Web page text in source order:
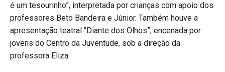
é um tesourinho”, interpretada por crianças com apoio dos
professores Beto Bandeira e Júnior. Também houve a
apresentação teatral “Diante dos Olhos”, encenada por
jovens do Centro da Juventude, sob a direção da
professora Eliza.